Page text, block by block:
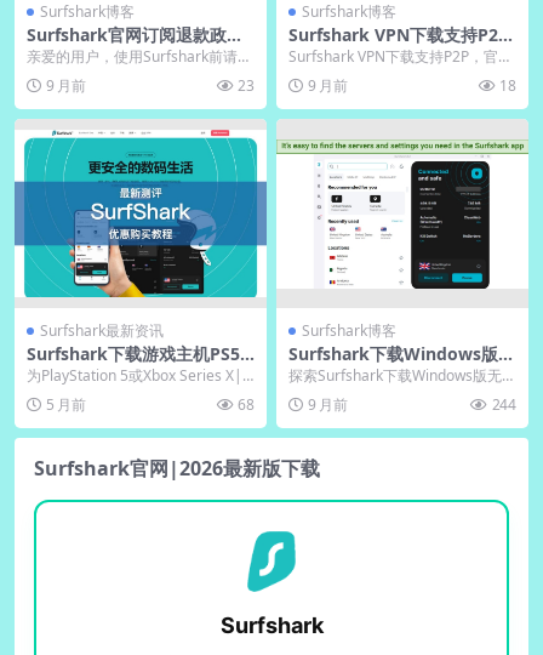
Surfshark博客
Surfshark官网订阅退款政策
｜下载前必读条款
亲爱的用户，使用Surfshark前请详
读退款政策。官网提供月度、季度
和年度订阅...
9 月前 23
Surfshark博客
Surfshark VPN下载支持P2P
｜官网标注高速种子节点
Surfshark VPN下载支持P2P，官网
标注高速种子节点，中文版下载方
便，...9 月前 18
Surfshark最新资讯
Surfshark下载游戏主机PS5/
Xbox配置方案
为PlayStation 5或Xbox Series X|S
配置Surfshar...
5 月前 68
Surfshark博客
Surfshark下载Windows版无
广告｜Surfshark官网纯净安
装包
探索Surfshark下载Windows版无广
告体验，获取纯净安装包并享受安
全流...9 月前 244
Surfshark官网|2026最新版下载
Surfshark